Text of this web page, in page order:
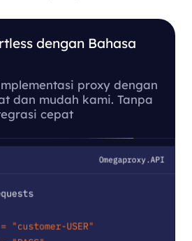
dengan Bahasa
proxy dengan
dan mudah kami. Tanpa
cepat